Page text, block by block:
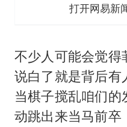
打开网易新
不少人可能会觉得
说白了就是背后
当棋子搅乱咱们
动跳出来当马前卒